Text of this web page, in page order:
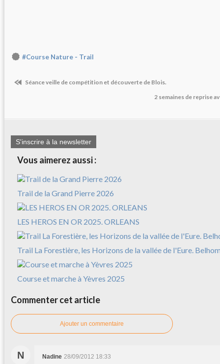
#Course Nature - Trail
Séance veille de compétition et découverte de Blois.
2 semaines de reprise
S'inscrire à la newsletter
Vous aimerez aussi :
Trail de la Grand Pierre 2026
LES HEROS EN OR 2025. ORLEANS
Trail La Forestière, les Horizons de la vallée de l'Eure.
Course et marche à Yèvres 2025
Commenter cet article
Ajouter un commentaire
N Nadine 28/09/2012 18:33